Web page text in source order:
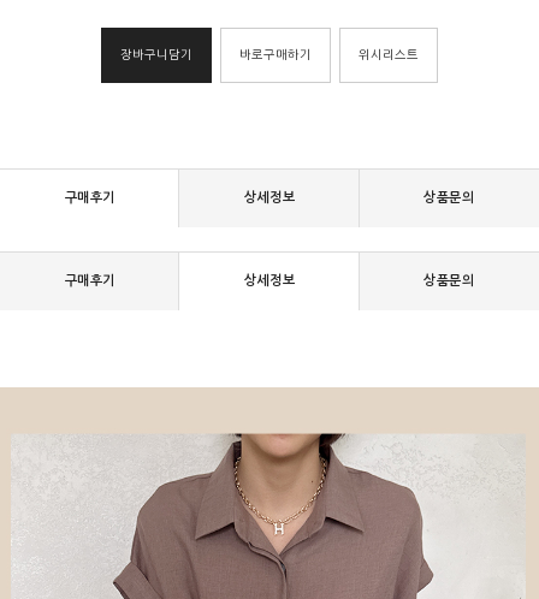
장바구니담기 바로구매하기 위시리스트
구매후기 상세정보 상품문의
구매후기 상세정보 상품문의